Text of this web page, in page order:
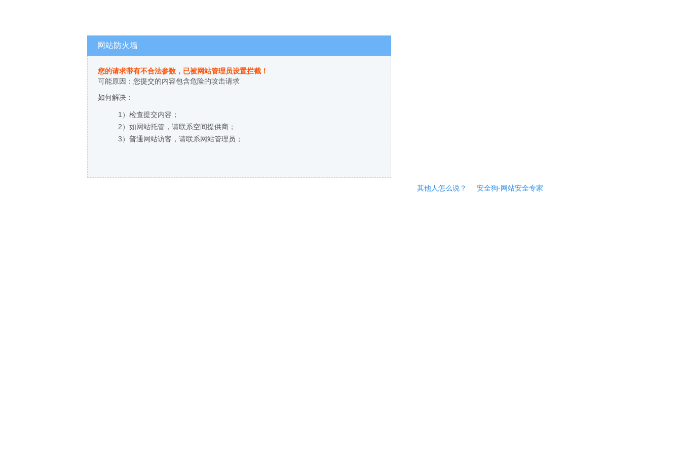
网站防火墙
您的请求带有不合法参数，已被网站管理员设置拦截！
可能原因：您提交的内容包含危险的攻击请求
如何解决：
1）检查提交内容；
2）如网站托管，请联系空间提供商；
3）普通网站访客，请联系网站管理员；
其他人怎么说？ 安全狗-网站安全专家